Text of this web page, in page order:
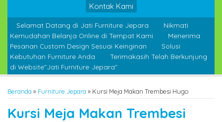
Kontak Kami
Selamat Datang di Jati Furniture Jepara
Nikmati
Kemudahan Belanja Online di Tempat Kami
Menerima
Pesanan Custom Design Sesuai Keinginan
Solusi
Kebutuhan Furniture Anda
Terimakasih Telah Berkunjung
di Website"Jati Furniture Jepara"
Beranda » Furniture Jepara » Kursi Meja Makan Trembesi Hugo
Kursi Meja Makan Trembesi